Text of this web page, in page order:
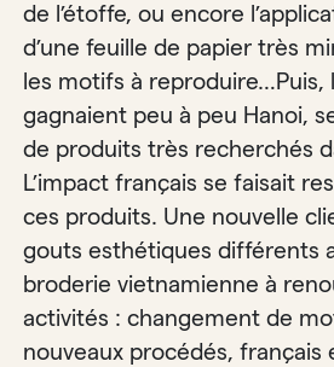
de l’étoffe, ou encore
d’une feuille de papier très
les motifs à reproduire…Puis,
gagnaient peu à peu Hanoi,
de produits très recherchés
L’impact français se faisait
ces produits. Une nouvelle
gouts esthétiques différents
broderie vietnamienne à
activités : changement de
nouveaux procédés, français